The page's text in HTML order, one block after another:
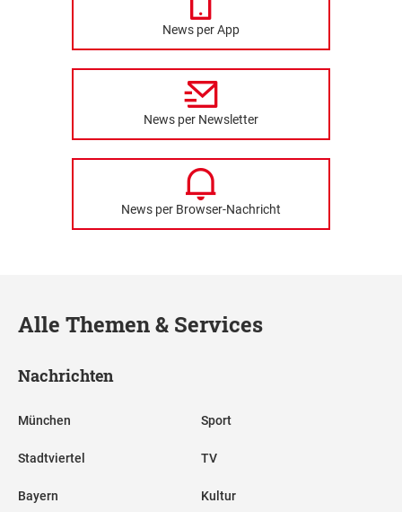
News per App
News per Newsletter
News per Browser-Nachricht
Alle Themen & Services
Nachrichten
München
Stadtviertel
Bayern
Sport
TV
Kultur